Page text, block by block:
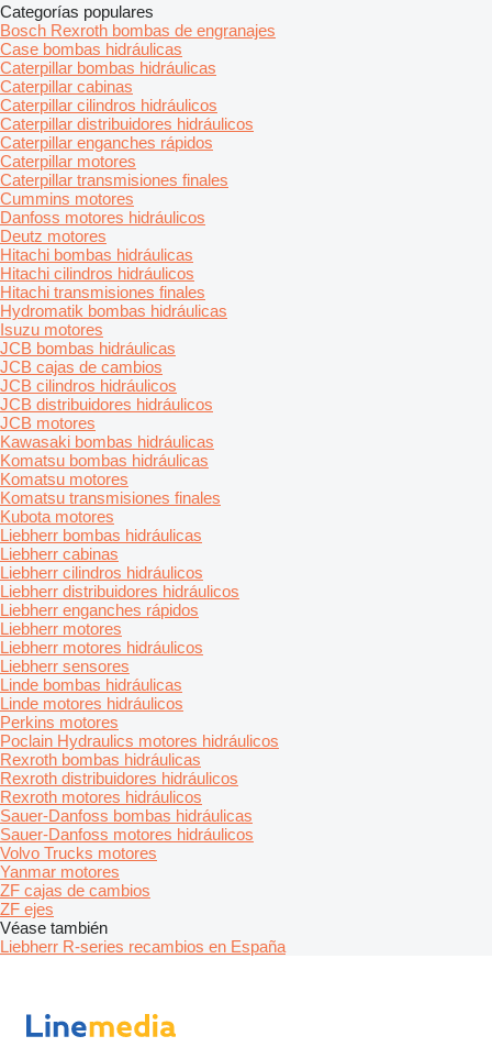
Categorías populares
Bosch Rexroth bombas de engranajes
Case bombas hidráulicas
Caterpillar bombas hidráulicas
Caterpillar cabinas
Caterpillar cilindros hidráulicos
Caterpillar distribuidores hidráulicos
Caterpillar enganches rápidos
Caterpillar motores
Caterpillar transmisiones finales
Cummins motores
Danfoss motores hidráulicos
Deutz motores
Hitachi bombas hidráulicas
Hitachi cilindros hidráulicos
Hitachi transmisiones finales
Hydromatik bombas hidráulicas
Isuzu motores
JCB bombas hidráulicas
JCB cajas de cambios
JCB cilindros hidráulicos
JCB distribuidores hidráulicos
JCB motores
Kawasaki bombas hidráulicas
Komatsu bombas hidráulicas
Komatsu motores
Komatsu transmisiones finales
Kubota motores
Liebherr bombas hidráulicas
Liebherr cabinas
Liebherr cilindros hidráulicos
Liebherr distribuidores hidráulicos
Liebherr enganches rápidos
Liebherr motores
Liebherr motores hidráulicos
Liebherr sensores
Linde bombas hidráulicas
Linde motores hidráulicos
Perkins motores
Poclain Hydraulics motores hidráulicos
Rexroth bombas hidráulicas
Rexroth distribuidores hidráulicos
Rexroth motores hidráulicos
Sauer-Danfoss bombas hidráulicas
Sauer-Danfoss motores hidráulicos
Volvo Trucks motores
Yanmar motores
ZF cajas de cambios
ZF ejes
Véase también
Liebherr R-series recambios en España